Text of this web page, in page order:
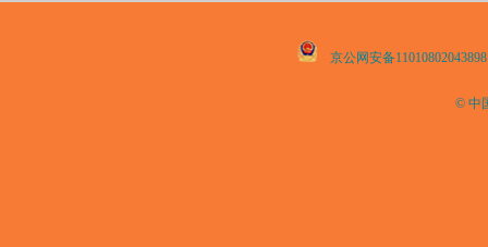
京公网安备11010802043898
© 中